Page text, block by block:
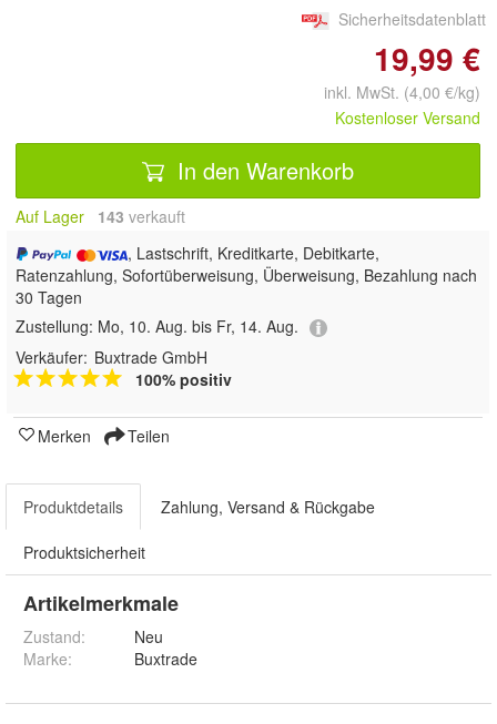
Sicherheitsdatenblatt
19,99 €
inkl. MwSt. (4,00 €/kg)
Kostenloser Versand
In den Warenkorb
Auf Lager 143 verkauft
, Lastschrift, Kreditkarte, Debitkarte,
Ratenzahlung, Sofortüberweisung, Überweisung, Bezahlung nach
30 Tagen
Zustellung: Mo, 10. Aug. bis Fr, 14. Aug.
Verkäufer: Buxtrade GmbH
100% positiv
Merken Teilen
Produktdetails Zahlung, Versand & Rückgabe
Produktsicherheit
Artikelmerkmale
Zustand:
Neu
Marke:
Buxtrade